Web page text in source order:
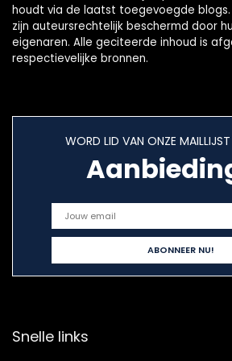
houdt via de laatst toegevoegde
zijn auteursrechtelijk beschermd door
eigenaren. Alle geciteerde inhoud is
respectievelijke bronnen.
WORD LID VAN ONZE
Snelle links